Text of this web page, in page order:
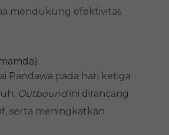
mendukung efektivitas
Pandawa pada hari ketiga
Outboundini dirancang
serta meningkatkan